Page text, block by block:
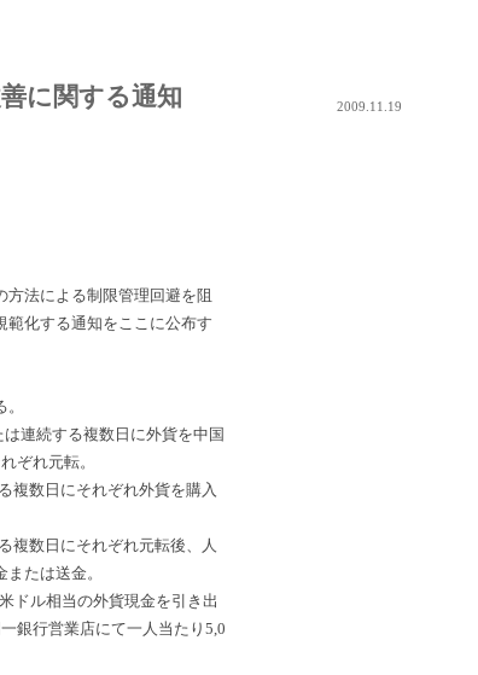
に関する通知 2009.11.19
法による制限管理回避を阻
範化する通知をここに公布す
連続する複数日に外貨を中国
ぞれ元転。
複数日にそれぞれ外貨を購入
複数日にそれぞれ元転後、人
たは送金。
ドル相当の外貨現金を引き出
銀行営業店にて一人当たり5,0